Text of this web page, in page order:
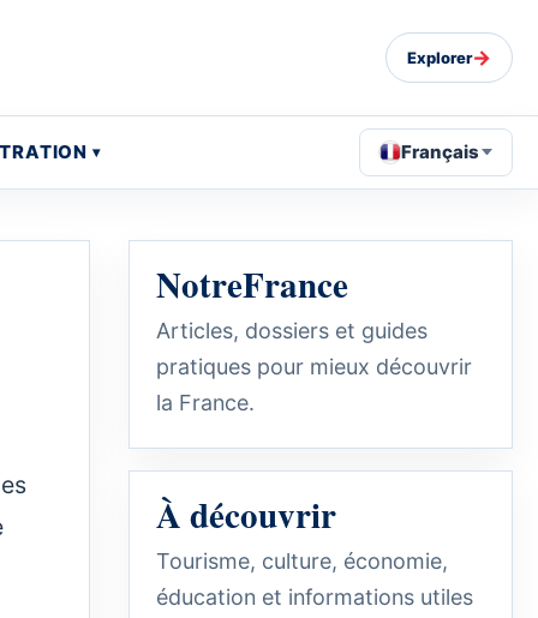
Explorer→
Français
NotreFrance
Articles, dossiers et guides
pratiques pour mieux découvrir
la France.
À découvrir
Tourisme, culture, économie,
éducation et informations utiles